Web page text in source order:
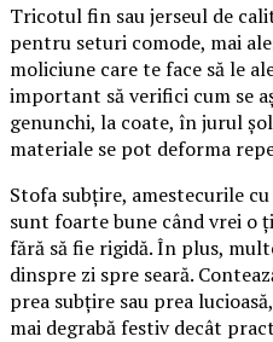
Tricotul fin sau jerseul de
pentru seturi comode, mai
moliciune care te face să le
important să verifici cum se
genunchi, la coate, în jurul
materiale se pot deforma
Stofa subțire, amestecurile
sunt foarte bune când vrei o
fără să fie rigidă. În plus,
dinspre zi spre seară.
prea subțire sau prea
mai degrabă festiv decât